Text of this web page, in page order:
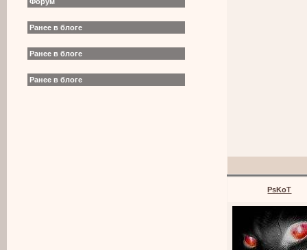
Ранее в блоге
Ранее в блоге
Ранее в блоге
PsKoT